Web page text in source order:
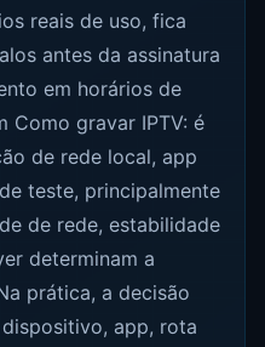
reais de uso, fica
antes da assinatura
em horários de
Como gravar IPTV: é
de rede local, app
teste, principalmente
de rede, estabilidade
determinam a
prática, a decisão
app, rota